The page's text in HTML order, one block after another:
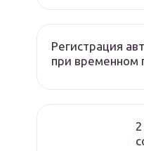
Регистрация
при временном